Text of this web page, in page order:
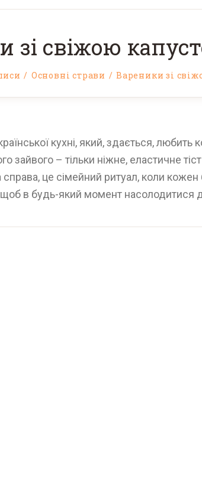
зі свіжою
Основні страви Вареники зі
кухні, який, здається,
зайвого – тільки ніжне, еластичне
це сімейний ритуал, коли кожен
щоб в будь-який момент